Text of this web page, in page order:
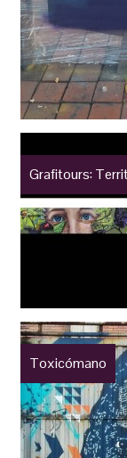
Grafitours:
Toxicómano